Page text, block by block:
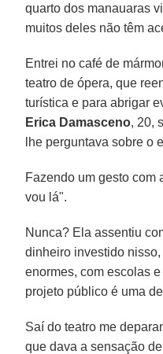
quarto dos manauaras
muitos deles não têm
Entrei no café de
teatro de ópera, que
turística e para abrigar
Erica Damasceno, 20,
lhe perguntava sobre o
Fazendo um gesto com
vou lá".
Nunca? Ela assentiu
dinheiro investido
enormes, com escolas
projeto público é uma
Saí do teatro me
que dava a sensação